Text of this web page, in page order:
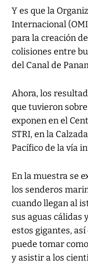
Y es que la
Internacional
para la creación
colisiones entre
del Canal de
Ahora, los
que tuvieron
exponen en el
STRI, en la
Pacífico de la vía
En la muestra se
los senderos
cuando llegan al
sus aguas cálidas
estos gigantes, así
puede tomar
y asistir a los